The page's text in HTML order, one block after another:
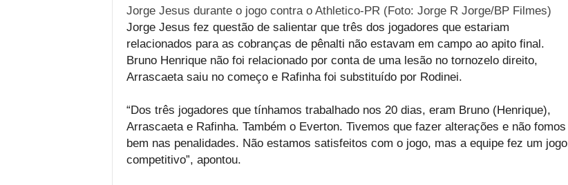
Jorge Jesus durante o jogo contra o Athletico-PR (Foto: Jorge R Jorge/BP Filmes)
Jorge Jesus fez questão de salientar que três dos jogadores que estariam
relacionados para as cobranças de pênalti não estavam em campo ao apito final.
Bruno Henrique não foi relacionado por conta de uma lesão no tornozelo direito,
Arrascaeta saiu no começo e Rafinha foi substituído por Rodinei.
“Dos três jogadores que tínhamos trabalhado nos 20 dias, eram Bruno (Henrique),
Arrascaeta e Rafinha. Também o Everton. Tivemos que fazer alterações e não fomos
bem nas penalidades. Não estamos satisfeitos com o jogo, mas a equipe fez um jogo
competitivo”, apontou.